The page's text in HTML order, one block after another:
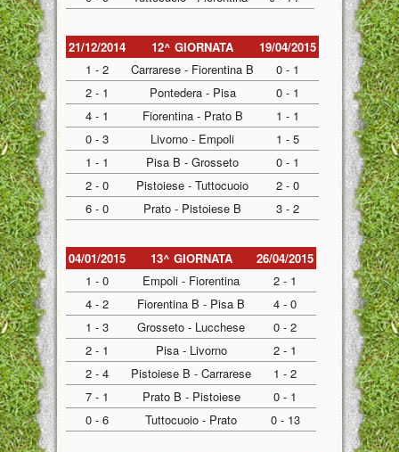
21/12/2014 12^ GIORNATA
19/04/2015
1 - 2
Carrarese - Fiorentina B
0 - 1
2 - 1
Pontedera - Pisa
0 - 1
4 - 1
Fiorentina - Prato B
1 - 1
0 - 3
Livorno - Empoli
1 - 5
1 - 1
Pisa B - Grosseto
0 - 1
2 - 0
Pistoiese - Tuttocuoio
2 - 0
6 - 0
Prato - Pistoiese B 3 - 2
04/01/2015 13^ GIORNATA
26/04/2015
1 - 0
Empoli - Fiorentina
2 - 1
4 - 2
Fiorentina B - Pisa B
4 - 0
1 - 3
Grosseto - Lucchese
0 - 2
2 - 1
Pisa - Livorno
2 - 1
2 - 4
Pistoiese B - Carrarese
1 - 2
7 - 1
Prato B - Pistoiese
0 - 1
0 - 6
Tuttocuoio - Prato 0 - 13